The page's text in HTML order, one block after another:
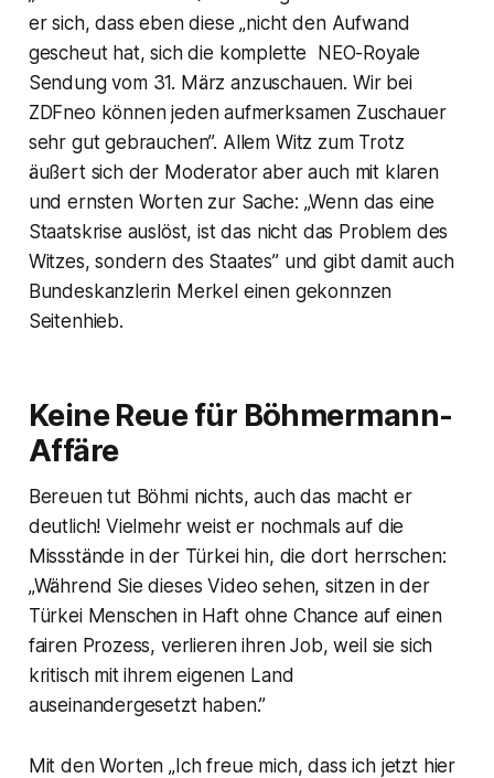
er sich, dass eben diese „nicht den Aufwand
gescheut hat, sich die komplette NEO-Royale
Sendung vom 31. März anzuschauen. Wir bei
ZDFneo können jeden aufmerksamen Zuschauer
sehr gut gebrauchen”. Allem Witz zum Trotz
äußert sich der Moderator aber auch mit klaren
und ernsten Worten zur Sache: „Wenn das eine
Staatskrise auslöst, ist das nicht das Problem des
Witzes, sondern des Staates” und gibt damit auch
Bundeskanzlerin Merkel einen gekonnzen
Seitenhieb.
Keine Reue für Böhmermann-
Affäre
Bereuen tut Böhmi nichts, auch das macht er
deutlich! Vielmehr weist er nochmals auf die
Missstände in der Türkei hin, die dort herrschen:
„Während Sie dieses Video sehen, sitzen in der
Türkei Menschen in Haft ohne Chance auf einen
fairen Prozess, verlieren ihren Job, weil sie sich
kritisch mit ihrem eigenen Land
auseinandergesetzt haben.”
Mit den Worten „Ich freue mich, dass ich jetzt hier